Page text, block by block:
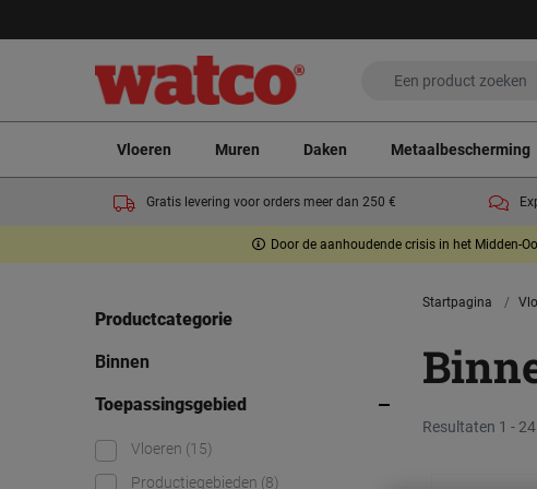
Vloeren Muren Daken Metaalbescherming
Gratis levering voor orders meer dan 250 €
Door de aanhoudende crisis in het Midden-
Productcategorie
Binnen
Toepassingsgebied
Vloeren (15)
Productiegebieden (8)
Startpagina
Resultaten 1 -